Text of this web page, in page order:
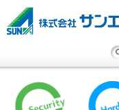
サンエイ・オフィスクリニ
事例紹介